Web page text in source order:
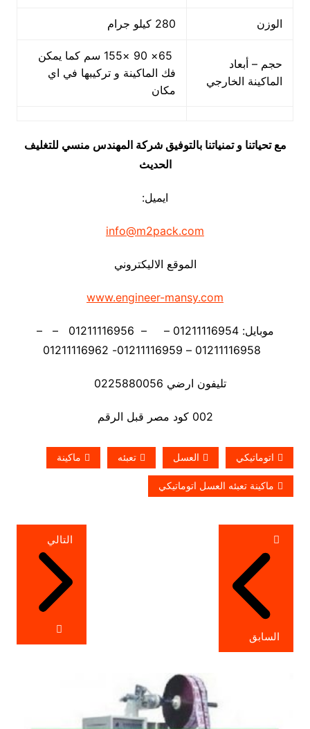
الوزن 280 كيلو جرام
حجم – أبعاد
الماكينة الخارجي
65× 90 ×155 سم كما يمكن
فك الماكينة و تركيبها في اي
مكان
مع تحياتنا و تمنياتنا بالتوفيق شركة المهندس منسي للتغليف
الحديث
ايميل:
info@m2pack.com
الموقع الاليكتروني
www.engineer-mansy.com
موبايل: 01211116954 – – 01211116956 – –
تليفون ارضي 0225880056
002 كود مصر قبل الرقم
اتوماتيكي العسل تعبئه ماكينة
ماكينة تعبئه العسل اتوماتيكي
تصفّح
المقالات
السابق
التالي